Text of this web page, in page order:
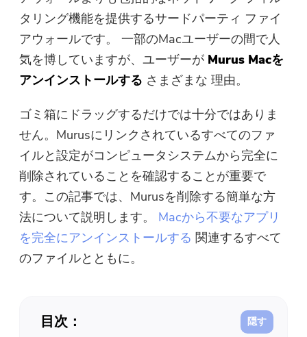
無料動画エディタ
無料写真コンプレッサー
タリング機能を提供するサードパーティ ファイ
アウォールです。一部のMacユーザーの間で人
気を博していますが、ユーザーが Murus Macを
アンインストールする さまざまな 理由。
ゴミ箱にドラッグするだけでは十分ではありま
せん。Murusにリンクされているすべてのファ
イルと設定がコンピュータシステムから完全に
削除されていることを確認することが重要で
す。この記事では、Murusを削除する簡単な方
法について説明します。 Macから不要なアプリ
を完全にアンインストールする 関連するすべて
のファイルとともに。
目次：